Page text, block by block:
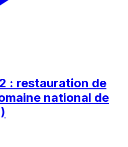
: restauration de
national de